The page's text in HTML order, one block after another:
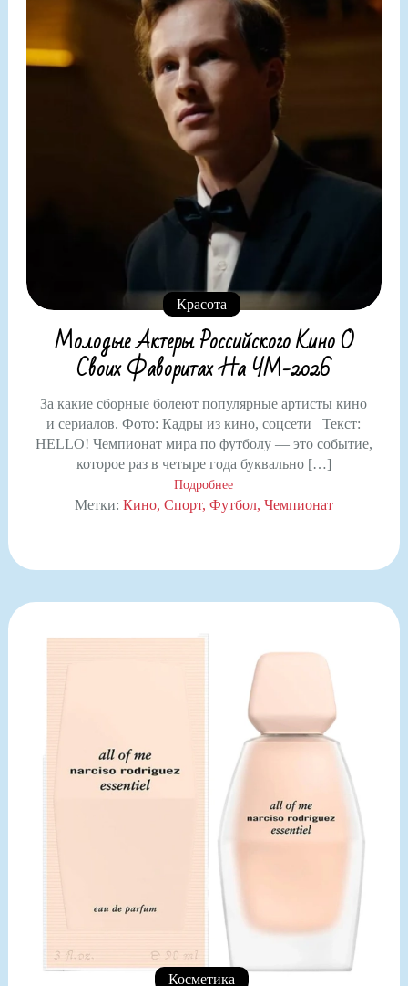
Красота
Молодые Актеры Российского Кино О
Своих Фаворитах На ЧМ-2026
За какие сборные болеют популярные артисты кино
и сериалов. Фото: Кадры из кино, соцсети Текст:
HELLO! Чемпионат мира по футболу — это событие,
которое раз в четыре года буквально […]
Подробнее
Метки: Кино Спорт Футбол Чемпионат
Косметика